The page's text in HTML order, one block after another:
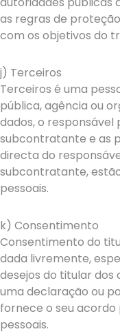
as regras de
com os objetivos do
j) Terceiros
Terceiros é uma
pública, agência ou
dados, o
subcontratante e as
directa do
subcontratante,
pessoais.
k) Consentimento
Consentimento do
dada livremente,
desejos do titular dos
uma declaração ou
fornece o seu
pessoais.